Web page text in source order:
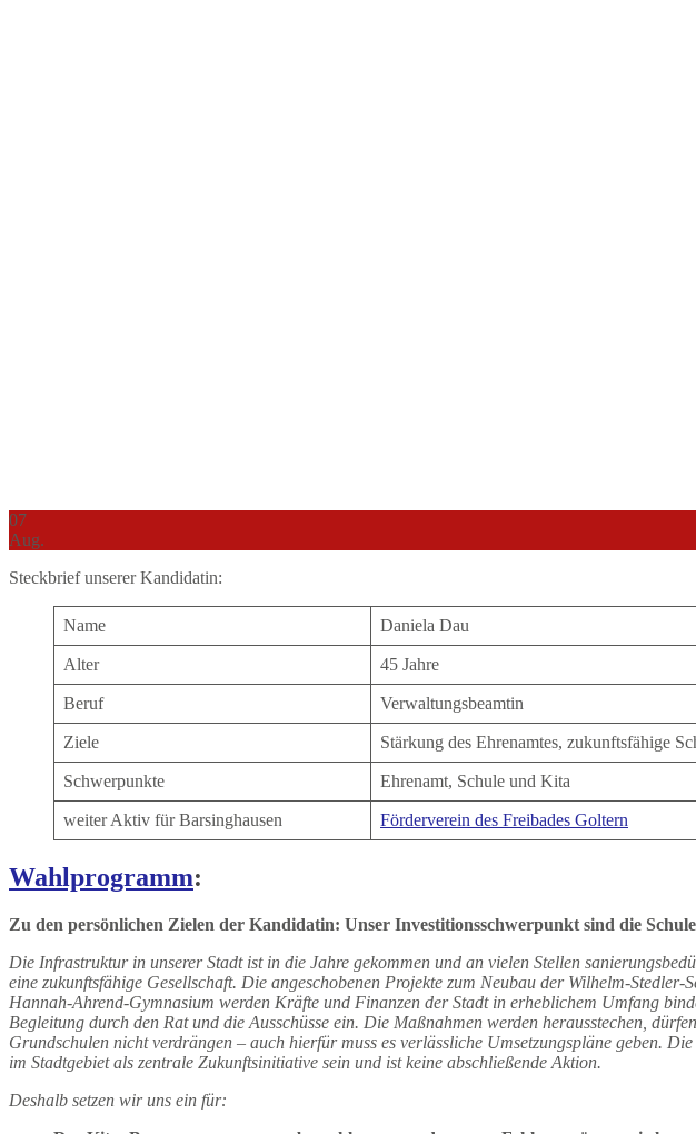
07
Aug.
Steckbrief unserer Kandidatin:
Name Daniela Dau
Alter 45 Jahre
Beruf Verwaltungsbeamtin
Ziele Stärkung des Ehrenamtes, zukunftsfähige
Schwerpunkte Ehrenamt, Schule und Kita
weiter Aktiv für Barsinghausen Förderverein des Freibades Goltern
Wahlprogramm:
Zu den persönlichen Zielen der Kandidatin: Unser Investitionsschwerpunkt sind die
Die Infrastruktur in unserer Stadt ist in die Jahre gekommen und an vielen Stellen
eine zukunftsfähige Gesellschaft. Die angeschobenen Projekte zum Neubau der Wilhelm-
Hannah-Ahrend-Gymnasium werden Kräfte und Finanzen der Stadt in erheblichem Umfang
Begleitung durch den Rat und die Ausschüsse ein. Die Maßnahmen werden herausstechen,
Grundschulen nicht verdrängen – auch hierfür muss es verlässliche Umsetzungspläne geben.
im Stadtgebiet als zentrale Zukunftsinitiative sein und ist keine abschließende Aktion.
Deshalb setzen wir uns ein für: